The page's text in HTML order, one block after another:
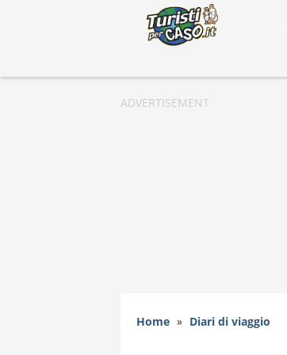
Home » Diari di viaggio